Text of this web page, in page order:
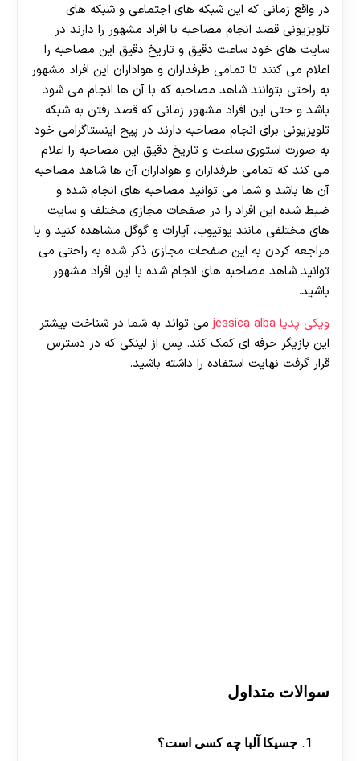
در واقع زمانی که این شبکه های اجتماعی و شبکه‌ های
تلویزیونی قصد انجام مصاحبه با افراد مشهور را دارند در
سایت های خود ساعت دقیق و تاریخ دقیق این مصاحبه را
اعلام می‌ کنند تا تمامی طرفداران و هواداران این افراد مشهور
به راحتی بتوانند شاهد مصاحبه که با آن ها انجام می ‌شود
باشد و حتی این افراد مشهور زمانی که قصد رفتن به شبکه
تلویزیونی برای انجام مصاحبه دارند در پیج اینستاگرامی خود
به صورت استوری ساعت و تاریخ دقیق این مصاحبه را اعلام
می کند که تمامی طرفداران و هواداران آن ها شاهد مصاحبه
آن ها باشد و شما می توانید مصاحبه‌ های انجام شده و
ضبط شده این افراد را در صفحات مجازی مختلف و سایت
های مختلفی مانند یوتیوب، آپارات و گوگل مشاهده کنید و با
مراجعه کردن به این صفحات مجازی ذکر شده به راحتی می
توانید شاهد مصاحبه های انجام شده با این افراد مشهور
باشید.
ویکی پدیا jessica alba
می تواند به شما در شناخت بیشتر
این بازیگر حرفه ای کمک کند. پس از لینکی که در دسترس
قرار گرفت نهایت استفاده را داشته باشید.
سوالات متداول
جسیکا آلبا چه کسی است؟